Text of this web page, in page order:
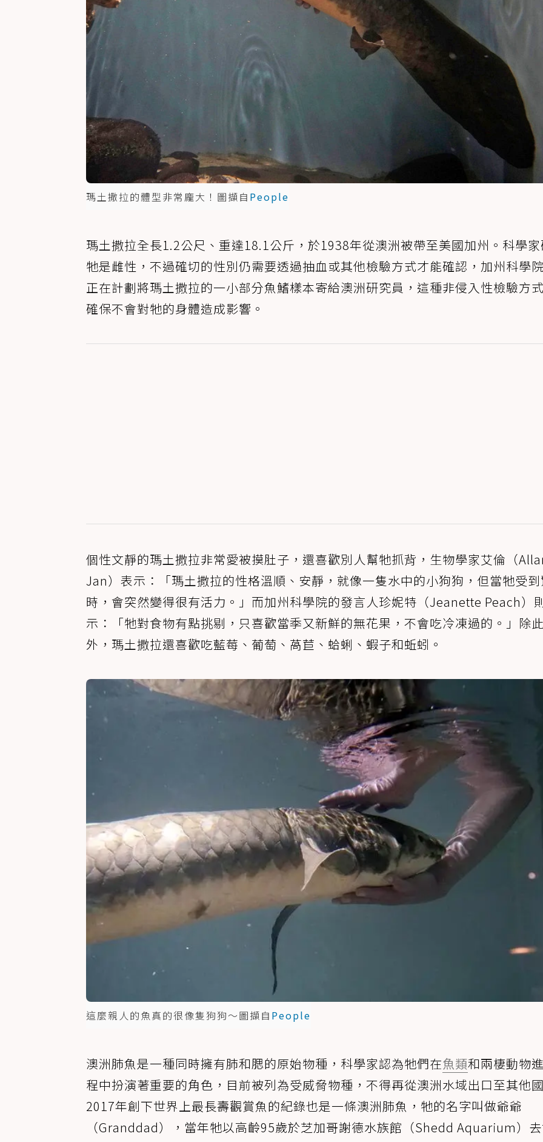
瑪土撒拉的體型非常龐大！圖擷自 People
瑪土撒拉全長1.2公尺、重達18.1公斤，於1938年從澳洲被帶至美國加州。科學
牠是雌性，不過確切的性別仍需要透過抽血或其他檢驗方式才能確認，加州科學
正在計劃將瑪土撒拉的一小部分魚鰭樣本寄給澳洲研究員，這種非侵入性檢驗方
確保不會對牠的身體造成影響。
個性文靜的瑪土撒拉非常愛被摸肚子，還喜歡別人幫牠抓背，生物學家艾倫（
Jan）表示：「瑪土撒拉的性格溫順、安靜，就像一隻水中的小狗狗，但當牠受
時，會突然變得很有活力。」而加州科學院的發言人珍妮特（Jeanette Peach）
示：「牠對食物有點挑剔，只喜歡當季又新鮮的無花果，不會吃冷凍過的。」除
外，瑪土撒拉還喜歡吃藍莓、葡萄、萵苣、蛤蜊、蝦子和蚯蚓。
這麼親人的魚真的很像隻狗狗～圖擷自 People
澳洲肺魚是一種同時擁有肺和腮的原始物種，科學家認為牠們在魚類和兩棲動物
程中扮演著重要的角色，目前被列為受威脅物種，不得再從澳洲水域出口至其他
2017年創下世界上最長壽觀賞魚的紀錄也是一條澳洲肺魚，牠的名字叫做爺爺
（Granddad），當年牠以高齡95歲於芝加哥謝德水族館（Shedd Aquarium）